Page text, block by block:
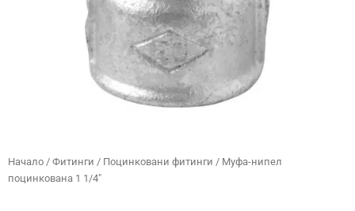
Начало / Фитинги / Поцинковани фитинги / Муфа-нипел
поцинкованa 1 1/4″